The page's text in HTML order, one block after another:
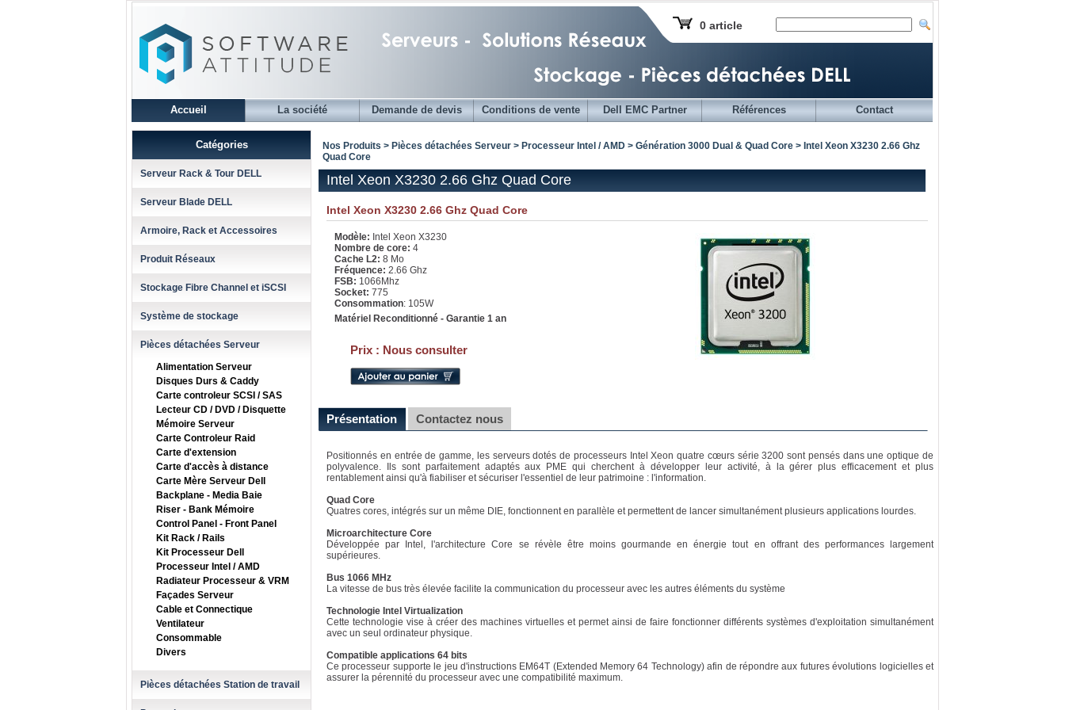
0 article
Accueil La société Demande de devis Conditions de vente Dell EMC Partner Références Contact
Catégories
Serveur Rack & Tour DELL
Serveur Blade DELL
Armoire, Rack et Accessoires
Produit Réseaux
Stockage Fibre Channel et iSCSI
Système de stockage
Pièces détachées Serveur
Alimentation Serveur
Disques Durs & Caddy
Carte controleur SCSI / SAS
Lecteur CD / DVD / Disquette
Mémoire Serveur
Carte Controleur Raid
Carte d'extension
Carte d'accès à distance
Carte Mère Serveur Dell
Backplane - Media Baie
Riser - Bank Mémoire
Control Panel - Front Panel
Kit Rack / Rails
Kit Processeur Dell
Processeur Intel / AMD
Radiateur Processeur & VRM
Façades Serveur
Cable et Connectique
Ventilateur
Consommable
Divers
Pièces détachées Station de travail
Nos Produits > Pièces détachées Serveur > Processeur Intel / AMD > Génération 3000 Dual & Quad Core > Intel Xeon X3230 2.66 Ghz
Quad Core
Intel Xeon X3230 2.66 Ghz Quad Core
Intel Xeon X3230 2.66 Ghz Quad Core
Modèle: Intel Xeon X3230
Nombre de core: 4
Cache L2: 8 Mo
Fréquence: 2.66 Ghz
FSB: 1066Mhz
Socket: 775
Consommation: 105W
Matériel Reconditionné - Garantie 1 an
Prix : Nous consulter
Présentation Contactez nous
Positionnés en entrée de gamme, les serveurs dotés de processeurs Intel Xeon quatre cœurs série 3200 sont pensés dans une optique de
polyvalence. Ils sont parfaitement adaptés aux PME qui cherchent à développer leur activité, à la gérer plus efficacement et plus
rentablement ainsi qu'à fiabiliser et sécuriser l'essentiel de leur patrimoine : l'information.
Quad Core
Quatres cores, intégrés sur un même DIE, fonctionnent en parallèle et permettent de lancer simultanément plusieurs applications lourdes.
Microarchitecture Core
Développée par Intel, l'architecture Core se révèle être moins gourmande en énergie tout en offrant des performances largement
supérieures.
Bus 1066 MHz
La vitesse de bus très élevée facilite la communication du processeur avec les autres éléments du système
Technologie Intel Virtualization
Cette technologie vise à créer des machines virtuelles et permet ainsi de faire fonctionner différents systèmes d'exploitation simultanément
avec un seul ordinateur physique.
Compatible applications 64 bits
Ce processeur supporte le jeu d'instructions EM64T (Extended Memory 64 Technology) afin de répondre aux futures évolutions logicielles et
assurer la pérennité du processeur avec une compatibilité maximum.